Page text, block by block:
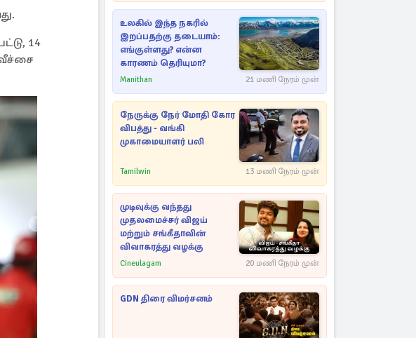
14
உலகில் இந்த நகரில்
இறப்பதற்கு தடையாம்:
எங்குள்ளது? என்ன
காரணம் தெரியுமா?
Manithan 21 மணி நேரம் முன்
நேருக்கு நேர் மோதி கோர
விபத்து - வங்கி
முகாமையாளர் பலி
Tamilwin 13 மணி நேரம் முன்
முடிவுக்கு வந்தது
முதலமைச்சர் விஜய்
மற்றும் சங்கீதாவின்
விவாகரத்து வழக்கு
Cineulagam 20 மணி நேரம் முன்
GDN திரை விமர்சனம்